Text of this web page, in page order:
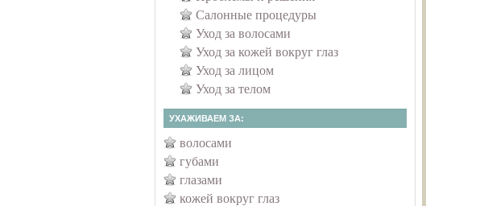
Салонные процедуры
Уход за волосами
Уход за кожей вокруг глаз
Уход за лицом
Уход за телом
УХАЖИВАЕМ ЗА:
волосами
губами
глазами
кожей вокруг глаз